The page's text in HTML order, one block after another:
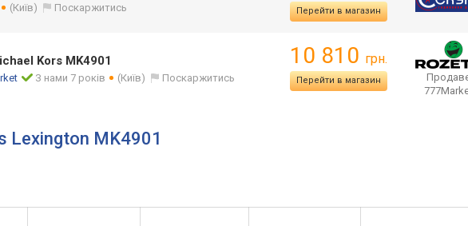
(Київ) Поскаржитись Перейти в магазин
Kors MK4901
З нами 7 років (Київ) Поскаржитись
10 810 грн.
Перейти в магазин
Lexington MK4901